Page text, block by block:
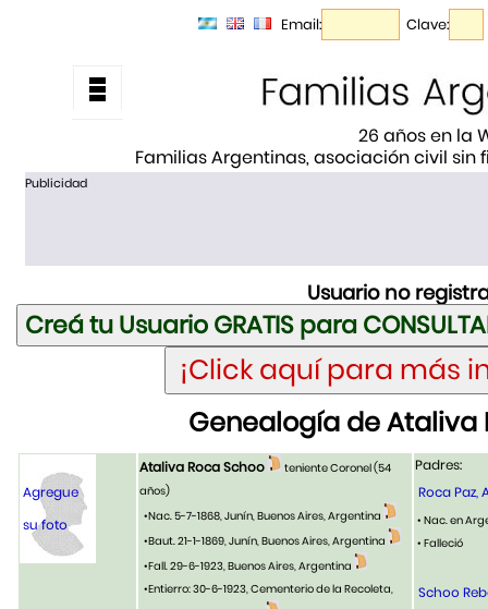
Email: Clave:
26 años en la
Familias Argentinas, asociación civil sin
Publicidad
Usuario no
Genealogía de Ataliva
Agregue
su foto
Ataliva Roca Schoo teniente Coronel(54
años)
•Nac. 5-7-1868, Junín, Buenos Aires, Argentina
•Baut. 21-1-1869, Junín, Buenos Aires, Argentina
•Fall. 29-6-1923, Buenos Aires, Argentina
•Entierro: 30-6-1923, Cementerio de la Recoleta,
Padres:
Roca Paz,
• Nac. en
• Falleció
Schoo